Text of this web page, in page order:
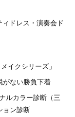
ドレス・演奏会ド
イクシリーズ」
がない勝負下着
ルカラー診断（三
ョン診断